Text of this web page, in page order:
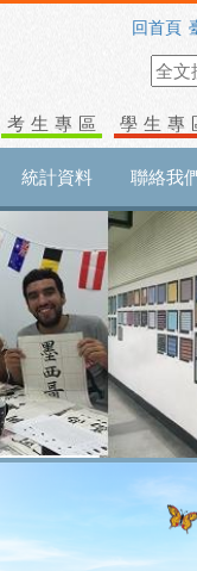
回首頁
考生專區 學生專
統計資料 聯絡我